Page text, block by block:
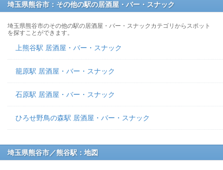
埼玉県熊谷市：その他の駅の居酒屋・バー・スナック
埼玉県熊谷市のその他の駅の居酒屋・バー・スナックカテゴリからスポット
を探すことができます。
上熊谷駅 居酒屋・バー・スナック
籠原駅 居酒屋・バー・スナック
石原駅 居酒屋・バー・スナック
ひろせ野鳥の森駅 居酒屋・バー・スナック
埼玉県熊谷市／熊谷駅：地図